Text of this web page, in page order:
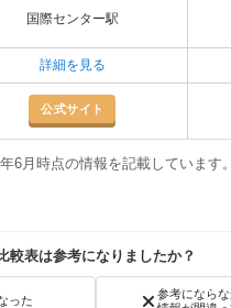
国際センター駅
詳細を見る
公式サイト
6月時点の情報を記載しています。
較表は参考になりましたか？
った
参考になら